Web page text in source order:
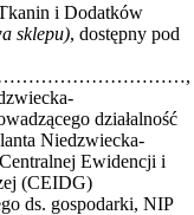
i Dodatków
sklepu), dostępny pod
działalność
Niedzwiecka-
Ewidencji i
(CEIDG)
ds. gospodarki, NIP